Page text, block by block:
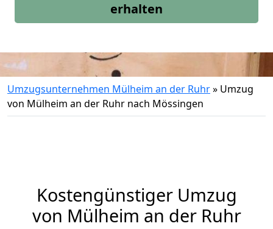
erhalten
Umzugsunternehmen Mülheim an der Ruhr» Umzug
von Mülheim an der Ruhr nach Mössingen
Kostengünstiger Umzug
von Mülheim an der Ruhr